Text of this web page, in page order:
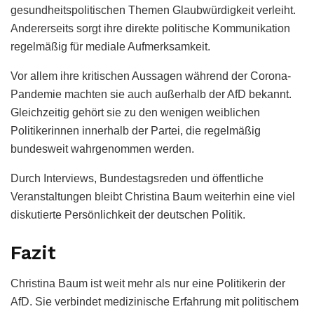
gesundheitspolitischen Themen Glaubwürdigkeit verleiht.
Andererseits sorgt ihre direkte politische Kommunikation
regelmäßig für mediale Aufmerksamkeit.
Vor allem ihre kritischen Aussagen während der Corona-
Pandemie machten sie auch außerhalb der AfD bekannt.
Gleichzeitig gehört sie zu den wenigen weiblichen
Politikerinnen innerhalb der Partei, die regelmäßig
bundesweit wahrgenommen werden.
Durch Interviews, Bundestagsreden und öffentliche
Veranstaltungen bleibt Christina Baum weiterhin eine viel
diskutierte Persönlichkeit der deutschen Politik.
Fazit
Christina Baum ist weit mehr als nur eine Politikerin der
AfD. Sie verbindet medizinische Erfahrung mit politischem